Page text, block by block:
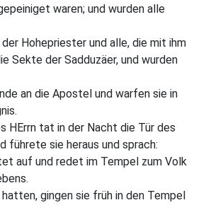
waren; und wurden alle
Hohepriester und alle, die mit ihm
Sekte der Sadduzäer, und wurden
an die Apostel und warfen sie in
HErrn tat in der Nacht die Tür des
führete sie heraus und sprach:
auf und redet im Tempel zum Volk
gingen sie früh in den Tempel